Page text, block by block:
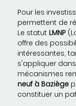
Pour les
permettent de
Le statut LMNP
offre des
intéressantes,
s'appliquer
mécanismes
neuf à Baziège
constituer un